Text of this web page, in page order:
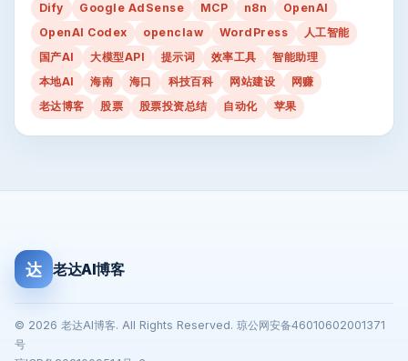
Dify
Google AdSense MCP n8n
OpenAI
OpenAI Codex
openclaw WordPress
人工智能
国产AI
大模型API 提示词 效率工具
智能助理
本地AI
海南 海口 科技百科 网站建设
网赚
老达博客
股票 股票投资总结 自动化 苹果
达 老达AI博客
© 2026 老达AI博客. All Rights Reserved. 琼公网安备46010602001371
号